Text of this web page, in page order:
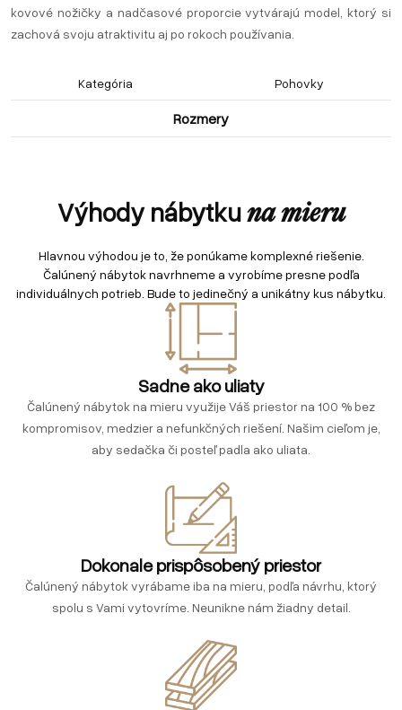
kovové nožičky a nadčasové proporcie vytvárajú model, ktorý si
zachová svoju atraktivitu aj po rokoch používania.
Kategória Pohovky
Rozmery
Výhody nábytkuna mieru
Hlavnou výhodou je to, že ponúkame komplexné riešenie.
Čalúnený nábytok navrhneme a vyrobíme presne podľa
individuálnych potrieb. Bude to jedinečný a unikátny kus nábytku.
Sadne ako uliaty
Čalúnený nábytok na mieru využije Váš priestor na 100 % bez
kompromisov, medzier a nefunkčných riešení. Našim cieľom je,
aby sedačka či posteľ padla ako uliata.
Dokonale prispôsobený priestor
Čalúnený nábytok vyrábame iba na mieru, podľa návrhu, ktorý
spolu s Vami vytovríme. Neunikne nám žiadny detail.